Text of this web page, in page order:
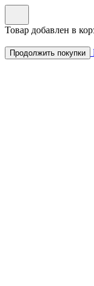
Товар добавлен в
Продолжить покупки